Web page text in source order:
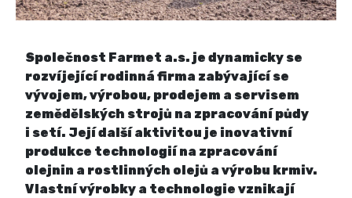
Společnost Farmet a.s. je dynamicky se
rozvíjející rodinná firma zabývající se
vývojem, výrobou, prodejem a servisem
zemědělských strojů na zpracování půdy
i setí. Její další aktivitou je inovativní
produkce technologií na zpracování
olejnin a rostlinných olejů a výrobu krmiv.
Vlastní výrobky a technologie vznikají